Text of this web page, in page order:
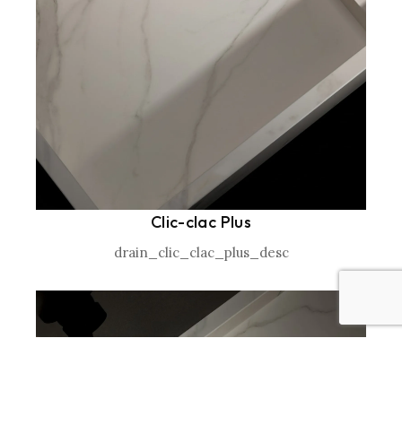
Clic-clac Plus
drain_clic_clac_plus_desc